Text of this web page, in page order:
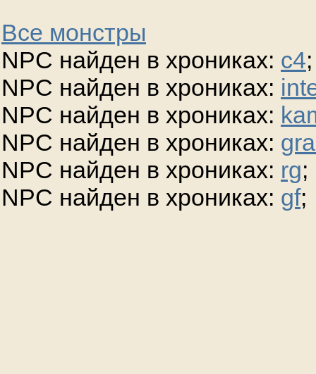
Все монстры
NPC найден в хрониках: c4;
NPC найден в хрониках:
NPC найден в хрониках:
NPC найден в хрониках:
NPC найден в хрониках: rg;
NPC найден в хрониках: gf;